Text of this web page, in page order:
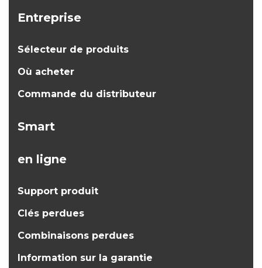
Entreprise
Sélecteur de produits
Où acheter
Commande du distributeur
Smart
en ligne
Support produit
Clés perdues
Combinaisons perdues
Information sur la garantie